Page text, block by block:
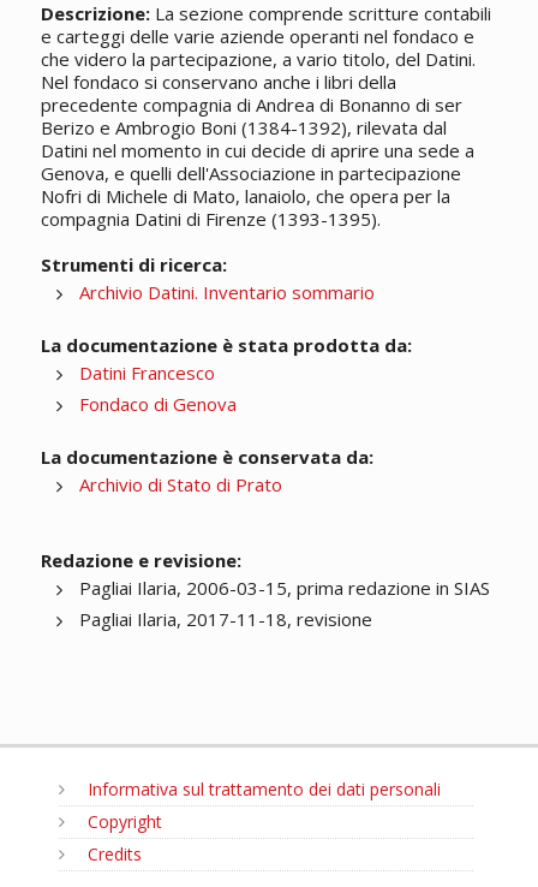
Descrizione:La sezione comprende scritture contabili
e carteggi delle varie aziende operanti nel fondaco e
che videro la partecipazione, a vario titolo, del Datini.
Nel fondaco si conservano anche i libri della
precedente compagnia di Andrea di Bonanno di ser
Berizo e Ambrogio Boni (1384-1392), rilevata dal
Datini nel momento in cui decide di aprire una sede a
Genova, e quelli dell'Associazione in partecipazione
Nofri di Michele di Mato, lanaiolo, che opera per la
compagnia Datini di Firenze (1393-1395).
Strumenti di ricerca:
Archivio Datini. Inventario sommario
La documentazione è stata prodotta da:
Datini Francesco
Fondaco di Genova
La documentazione è conservata da:
Archivio di Stato di Prato
Redazione e revisione:
Pagliai Ilaria, 2006-03-15, prima redazione in SIAS
Pagliai Ilaria, 2017-11-18, revisione
Informativa sul trattamento dei dati personali
Copyright
Credits